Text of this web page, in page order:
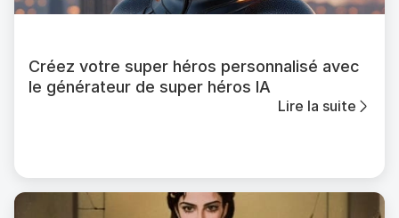
Créez votre super héros personnalisé avec
le générateur de super héros IA
Lire la suite